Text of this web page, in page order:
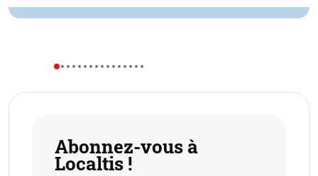
Abonnez-vous à
Localtis !